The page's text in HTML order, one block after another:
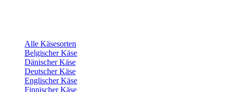
Alle Käsesorten
Belgischer Käse
Dänischer Käse
Deutscher Käse
Englischer Käse
Finnischer Käse